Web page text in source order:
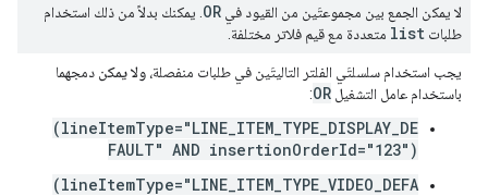
لا يمكن الجمع بين مجموعتَين من القيود في OR . يمكنك بدلاً من ذلك استخدام
طلبات list متعددة مع قيم فلاتر مختلفة.
يجب استخدام سلسلتَي الفلتر التاليتَين في طلبات منفصلة، ولا يمكن دمجهما
باستخدام عامل التشغيل OR
:
(lineItemType="LINE_ITEM_TYPE_DISPLAY_DE
FAULT" AND insertionOrderId="123")
(lineItemType="LINE_ITEM_TYPE_VIDEO_DEFA